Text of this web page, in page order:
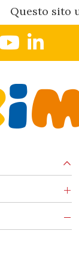
Questo sito